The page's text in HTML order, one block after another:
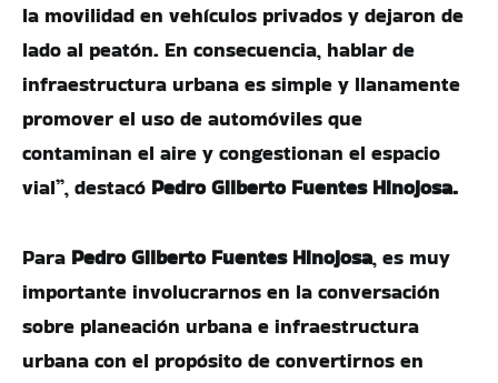
la movilidad en vehículos privados y dejaron de
lado al peatón. En consecuencia, hablar de
infraestructura urbana es simple y llanamente
promover el uso de automóviles que
contaminan el aire y congestionan el espacio
vial”, destacó Pedro Gilberto Fuentes Hinojosa.
Para Pedro Gilberto Fuentes Hinojosa, es muy
importante involucrarnos en la conversación
sobre planeación urbana e infraestructura
urbana con el propósito de convertirnos en